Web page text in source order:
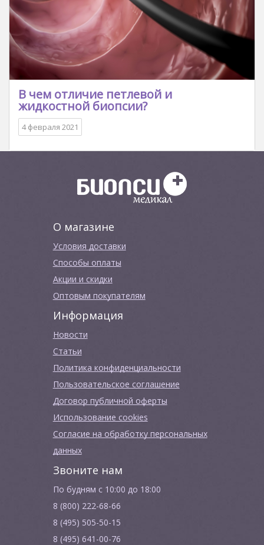
В чем отличие петлевой и
жидкостной биопсии?
4 февраля 2021
О магазине
Условия доставки
Способы оплаты
Акции и скидки
Оптовым покупателям
Информация
Новости
Cтатьи
Политика конфиденциальности
Пользовательское соглашение
Договор публичной оферты
Использование cookies
Согласие на обработку персональных
данных
Звоните нам
По будням с 10:00 до 18:00
8 (800) 222-68-66
8 (495) 505-50-15
8 (495) 641-00-76